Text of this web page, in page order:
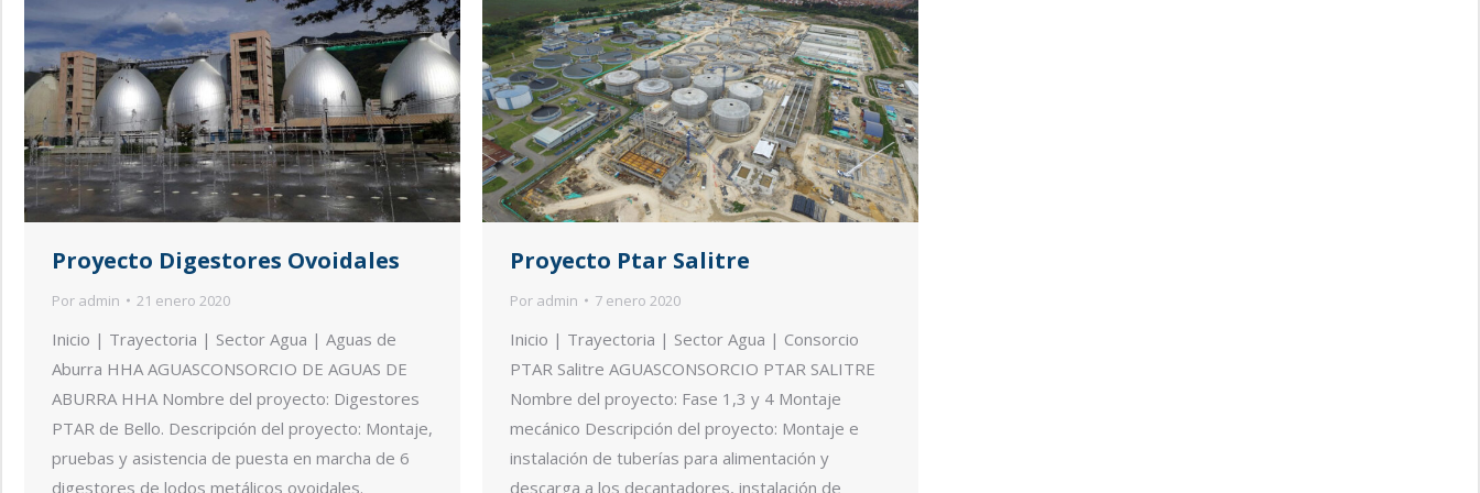
Proyecto Digestores Ovoidales
Por admin 21 enero 2020
Inicio | Trayectoria | Sector Agua | Aguas de
Aburra HHA AGUASCONSORCIO DE AGUAS DE
ABURRA HHA Nombre del proyecto: Digestores
PTAR de Bello. Descripción del proyecto: Montaje,
pruebas y asistencia de puesta en marcha de 6
digestores de lodos metálicos ovoidales.
Proyecto Ptar Salitre
Por admin 7 enero 2020
Inicio | Trayectoria | Sector Agua | Consorcio
PTAR Salitre AGUASCONSORCIO PTAR SALITRE
Nombre del proyecto: Fase 1,3 y 4 Montaje
mecánico Descripción del proyecto: Montaje e
instalación de tuberías para alimentación y
descarga a los decantadores, instalación de